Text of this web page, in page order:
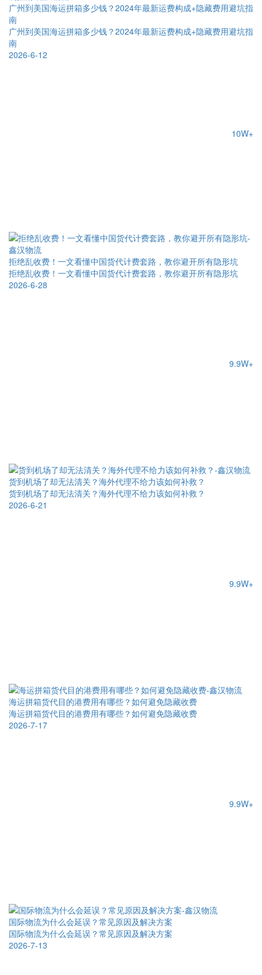
广州到美国海运拼箱多少钱？2024年最新运费构成+隐藏费用避坑指
南
广州到美国海运拼箱多少钱？2024年最新运费构成+隐藏费用避坑指
南
2026-6-12
10W+
拒绝乱收费！一文看懂中国货代计费套路，教你避开所有隐形坑
拒绝乱收费！一文看懂中国货代计费套路，教你避开所有隐形坑
2026-6-28
9.9W+
货到机场了却无法清关？海外代理不给力该如何补救？
货到机场了却无法清关？海外代理不给力该如何补救？
2026-6-21
9.9W+
海运拼箱货代目的港费用有哪些？如何避免隐藏收费
海运拼箱货代目的港费用有哪些？如何避免隐藏收费
2026-7-17
9.9W+
国际物流为什么会延误？常见原因及解决方案
国际物流为什么会延误？常见原因及解决方案
2026-7-13